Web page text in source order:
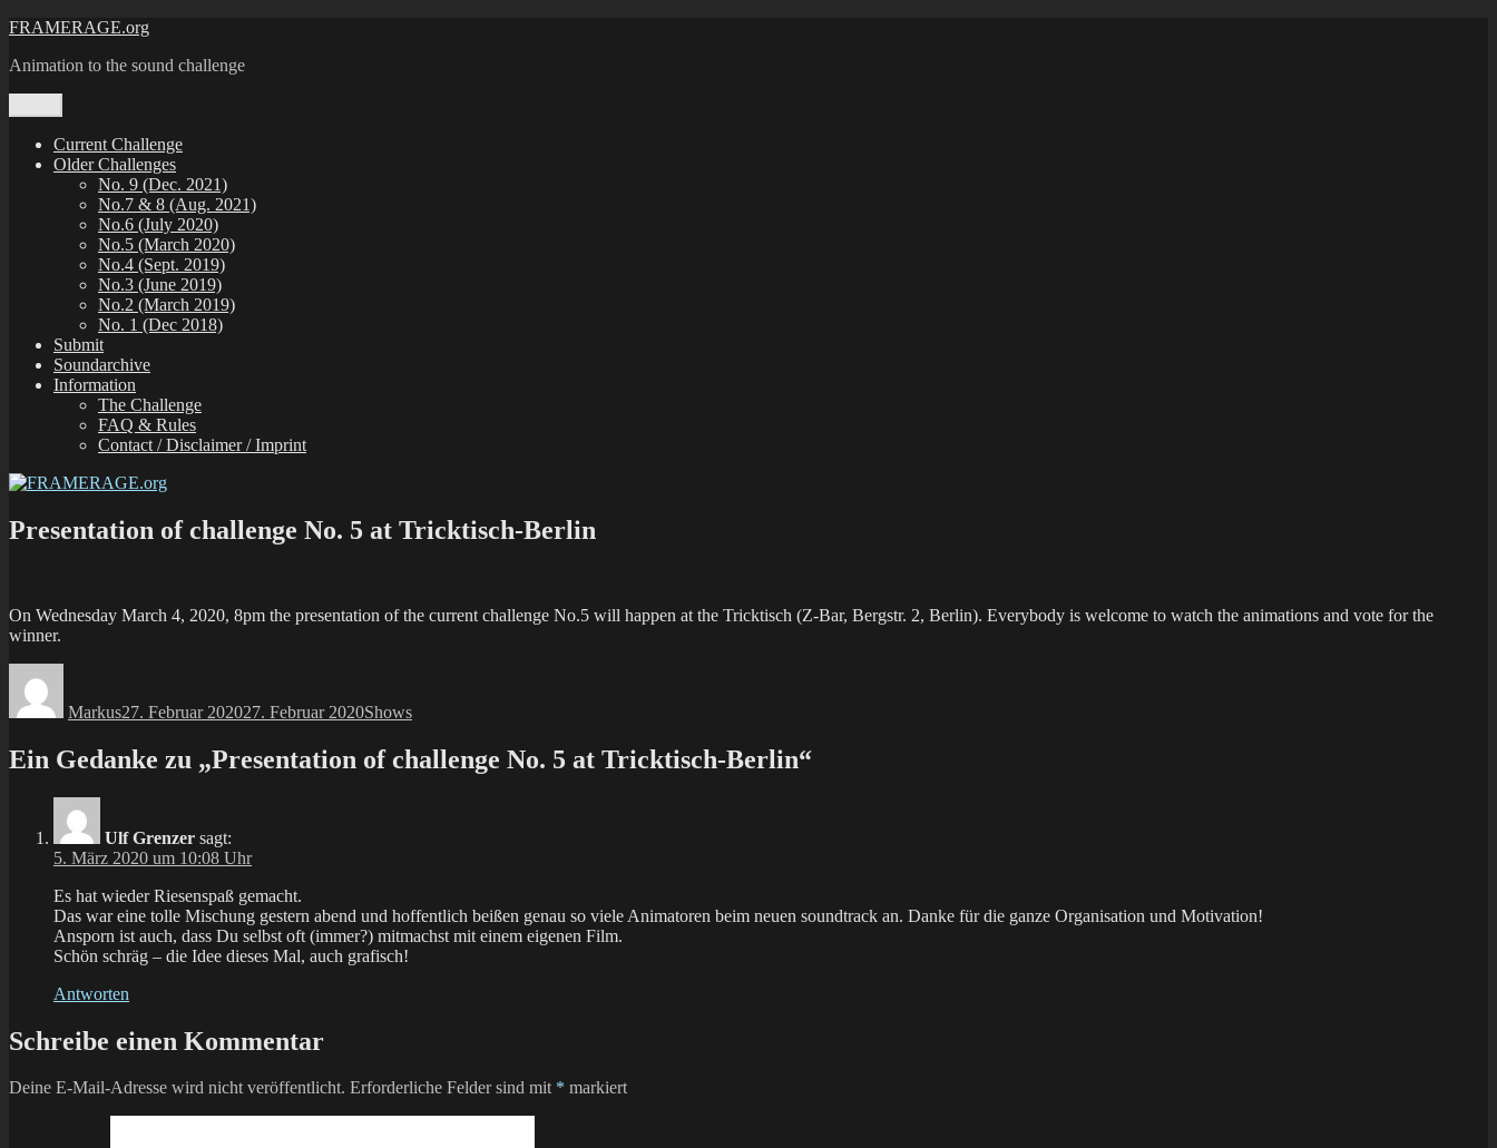
Zum
springen
FRAMERAGE.org
Animation to the sound challenge
Current Challenge
Older Challenges
No. 9 (Dec. 2021)
No.7 & 8 (Aug. 2021)
No.6 (July 2020)
No.5 (March 2020)
No.4 (Sept. 2019)
No.3 (June 2019)
No.2 (March 2019)
No. 1 (Dec 2018)
Submit
Soundarchive
Information
The Challenge
FAQ & Rules
Contact / Disclaimer / Imprint
Presentation of challenge No. 5 at Tricktisch-Berlin
On Wednesday March 4, 2020, 8pm the presentation of the current challenge No.5 will happen at the Tricktisch (Z-Bar, Bergstr. 2, Berlin). Everybody is welcome to watch the animations and vote for the
winner.
Markus27. Februar 202027. Februar 2020Shows
Ein Gedanke zu „Presentation of challenge No. 5 at Tricktisch-Berlin“
Ulf Grenzer sagt:
5. März 2020 um 10:08 Uhr
Es hat wieder Riesenspaß gemacht.
Das war eine tolle Mischung gestern abend und hoffentlich beißen genau so viele Animatoren beim neuen soundtrack an. Danke für die ganze Organisation und Motivation!
Ansporn ist auch, dass Du selbst oft (immer?) mitmachst mit einem eigenen Film.
Schön schräg – die Idee dieses Mal, auch grafisch!
Antworten
Schreibe einen Kommentar
Deine E-Mail-Adresse wird nicht veröffentlicht. Erforderliche Felder sind mit * markiert